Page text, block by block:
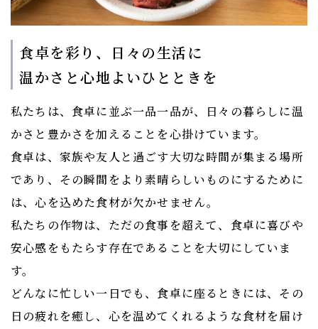
食卓を彩り、日々の生活に
​​​​​​​温かさと心地よいひとときを
私たちは、食卓に並ぶ一品一品が、日々の暮らしに温
かさと豊かさを加えることを心掛けています。
食卓は、家族や友人と過ごす大切な時間が集まる場所
であり、その瞬間をより素晴らしいものにするために
は、心を込めた食材が欠かせません。
私たちの作物は、ただの食事を超えて、食卓に喜びや
安心感をもたらす存在であることを大切にしていま
す。
どんなに忙しい一日でも、食卓に座るときには、その
日の疲れを癒し、心を温めてくれるような食材を届け